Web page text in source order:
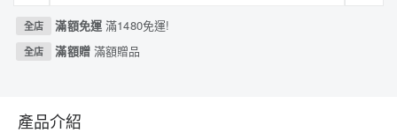
全店 滿額免運滿1480免運!
全店 滿額贈 滿額贈品
產品介紹